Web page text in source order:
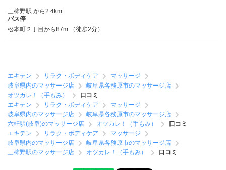
三柿野駅 から2.4km
バス停
松本町２丁目から87m （徒歩2分）
エキテン リラク・ボディケア
マッサージ
岐阜県内のマッサージ店
岐阜県各務原市のマッサージ店
オツカレ！（手もみ）
口コミ
エキテン
リラク・ボディケア
マッサージ
岐阜県内のマッサージ店
岐阜県各務原市のマッサージ店
六軒駅(岐阜)のマッサージ店
オツカレ！（手もみ）
口コミ
エキテン
リラク・ボディケア
マッサージ
岐阜県内のマッサージ店
岐阜県各務原市のマッサージ店
三柿野駅のマッサージ店
オツカレ！（手もみ） 口コミ